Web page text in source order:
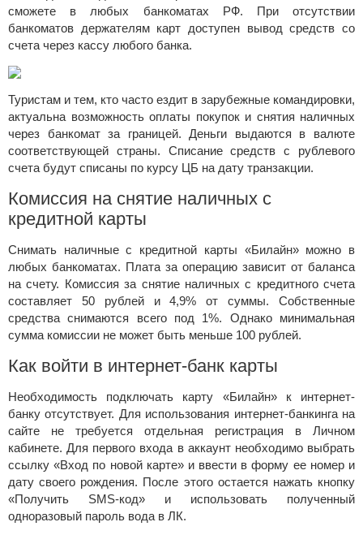
сможете в любых банкоматах РФ. При отсутствии
банкоматов держателям карт доступен вывод средств со
счета через кассу любого банка.
Туристам и тем, кто часто ездит в зарубежные командировки,
актуальна возможность оплаты покупок и снятия наличных
через банкомат за границей. Деньги выдаются в валюте
соответствующей страны. Списание средств с рублевого
счета будут списаны по курсу ЦБ на дату транзакции.
Комиссия на снятие наличных с
кредитной карты
Снимать наличные с кредитной карты «Билайн» можно в
любых банкоматах. Плата за операцию зависит от баланса
на счету. Комиссия за снятие наличных с кредитного счета
составляет 50 рублей и 4,9% от суммы. Собственные
средства снимаются всего под 1%. Однако минимальная
сумма комиссии не может быть меньше 100 рублей.
Как войти в интернет-банк карты
Необходимость подключать карту «Билайн» к интернет-
банку отсутствует. Для использования интернет-банкинга на
сайте не требуется отдельная регистрация в Личном
кабинете. Для первого входа в аккаунт необходимо выбрать
ссылку «Вход по новой карте» и ввести в форму ее номер и
дату своего рождения. После этого остается нажать кнопку
«Получить SMS-код» и использовать полученный
одноразовый пароль вода в ЛК.